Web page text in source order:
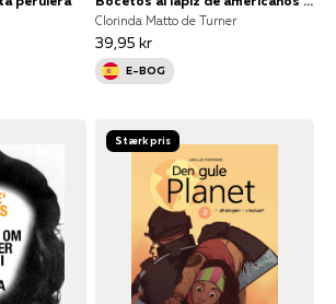
Clorinda Matto de Turner
39,95 kr
E-BOG
Stærk pris